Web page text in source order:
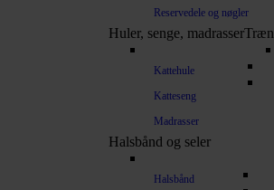
Reservedele og nøgler
Huler, senge, madrasser
Kattehule
Katteseng
Madrasser
Halsbånd og seler
Halsbånd